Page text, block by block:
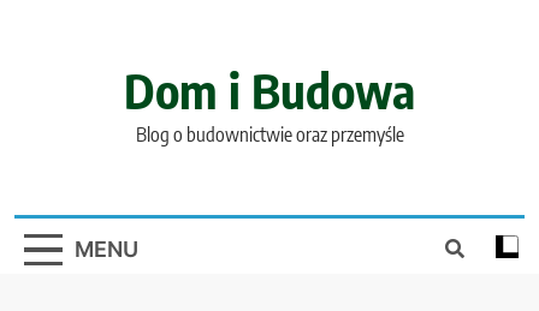
Dom i Budowa
Blog o budownictwie oraz przemyśle
MENU